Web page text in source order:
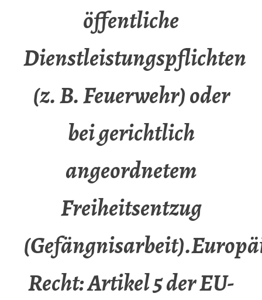
öffentliche
Dienstleistungspflichten
(z. B. Feuerwehr) oder
bei gerichtlich
angeordnetem
Freiheitsentzug
Recht: Artikel 5 der EU-